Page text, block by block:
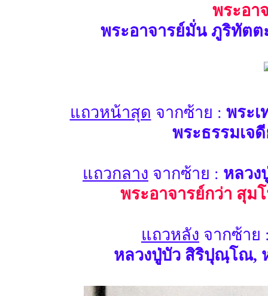
พระอา
พระอาจารย์มั่น ภูริทัตต
แถวหน้าสุด จากซ้าย : พระเ
พระธรรมเจ
แถวกลาง จากซ้าย : หลวง
พระอาจารย์กว่า สุม
แถวหลัง จากซ้าย
หลวงปู่บัว สิริปุณฺโณ,